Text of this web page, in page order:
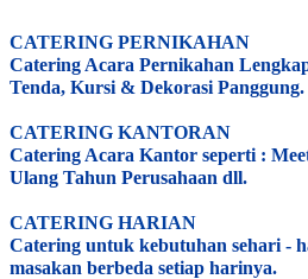
CATERING PERNIKAHAN
Catering Acara Pernikahan
Tenda, Kursi & Dekorasi Panggung.
CATERING KANTORAN
Catering Acara Kantor seperti :
Ulang Tahun Perusahaan dll.
CATERING HARIAN
Catering untuk kebutuhan sehari -
masakan berbeda setiap harinya.